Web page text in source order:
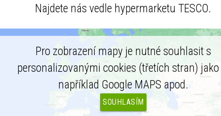
Najdete nás vedle hypermarketu TESCO.
Pro zobrazení mapy je nutné souhlasit s
personalizovanými cookies (třetích stran)
například Google MAPS apod.
SOUHLASÍM